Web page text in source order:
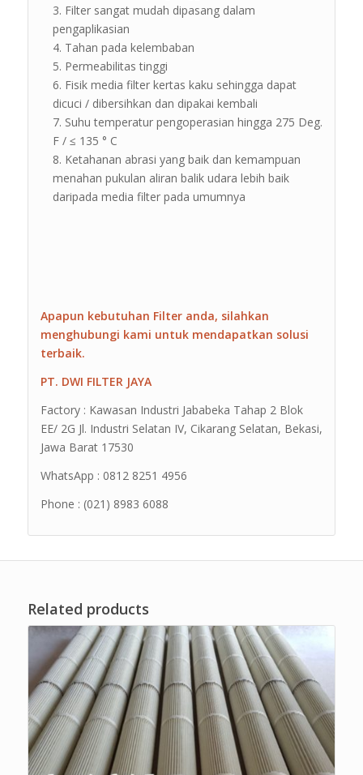
Filter sangat mudah dipasang dalam
pengaplikasian
Tahan pada kelembaban
Permeabilitas tinggi
Fisik media filter kertas kaku sehingga dapat
dicuci / dibersihkan dan dipakai kembali
Suhu temperatur pengoperasian hingga 275 Deg.
F / ≤ 135 ° C
Ketahanan abrasi yang baik dan kemampuan
menahan pukulan aliran balik udara lebih baik
daripada media filter pada umumnya
Apapun kebutuhan Filter anda, silahkan
menghubungi kami untuk mendapatkan solusi
terbaik.
PT. DWI FILTER JAYA
Factory : Kawasan Industri Jababeka Tahap 2 Blok
EE/ 2G Jl. Industri Selatan IV, Cikarang Selatan, Bekasi,
Jawa Barat 17530
WhatsApp : 0812 8251 4956
Phone : (021) 8983 6088
Related products